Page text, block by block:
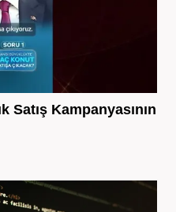
Satış Kampanyasının